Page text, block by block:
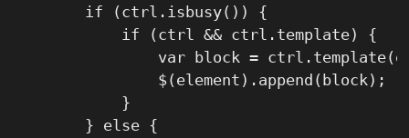
        if (ctrl.isbusy()) {
            if (ctrl && ctrl.template) {
var block =
                $(element).append(block);
            }
        } else {